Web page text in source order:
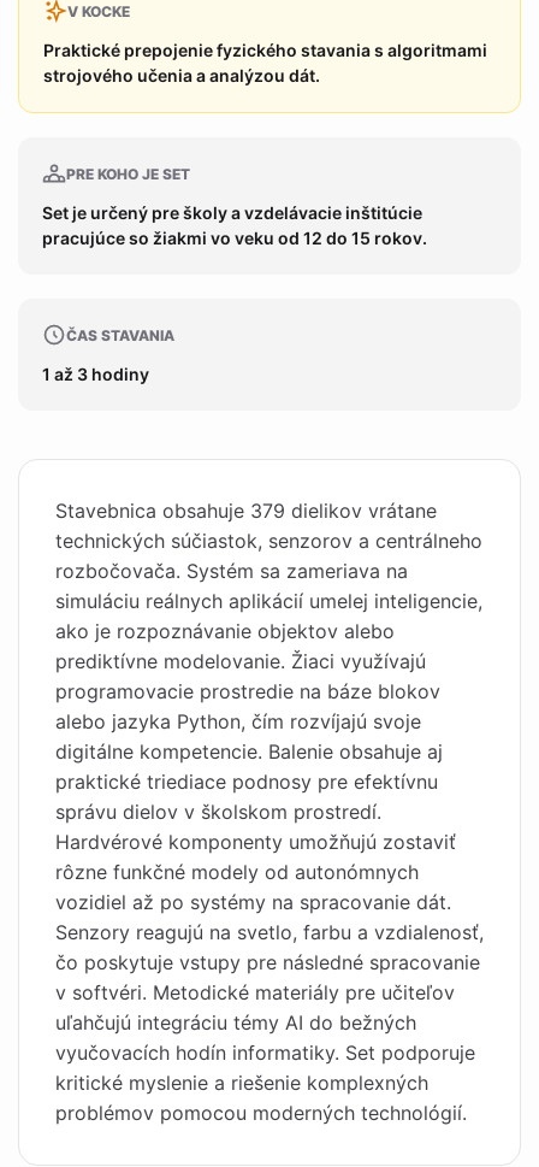
V KOCKE
Praktické prepojenie fyzického stavania s algoritmami
strojového učenia a analýzou dát.
PRE KOHO JE SET
Set je určený pre školy a vzdelávacie inštitúcie
pracujúce so žiakmi vo veku od 12 do 15 rokov.
ČAS STAVANIA
1 až 3 hodiny
Stavebnica obsahuje 379 dielikov vrátane
technických súčiastok, senzorov a centrálneho
rozbočovača. Systém sa zameriava na
simuláciu reálnych aplikácií umelej inteligencie,
ako je rozpoznávanie objektov alebo
prediktívne modelovanie. Žiaci využívajú
programovacie prostredie na báze blokov
alebo jazyka Python, čím rozvíjajú svoje
digitálne kompetencie. Balenie obsahuje aj
praktické triediace podnosy pre efektívnu
správu dielov v školskom prostredí.
Hardvérové komponenty umožňujú zostaviť
rôzne funkčné modely od autonómnych
vozidiel až po systémy na spracovanie dát.
Senzory reagujú na svetlo, farbu a vzdialenosť,
čo poskytuje vstupy pre následné spracovanie
v softvéri. Metodické materiály pre učiteľov
uľahčujú integráciu témy AI do bežných
vyučovacích hodín informatiky. Set podporuje
kritické myslenie a riešenie komplexných
problémov pomocou moderných technológií.